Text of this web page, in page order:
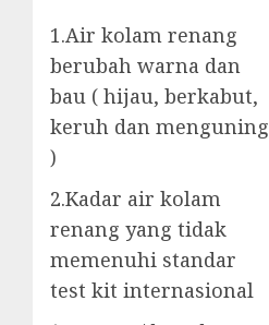
1.Air kolam renang
berubah warna dan
bau ( hijau, berkabut,
keruh dan menguning
)
2.Kadar air kolam
renang yang tidak
memenuhi standar
test kit internasional